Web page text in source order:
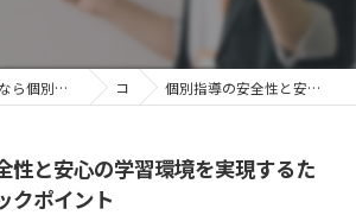
栃木県宇都宮の塾なら個別指導学院ヒーローズ宇都宮駅東口校 ヒーローズ宇都宮山本校 コラム 個別指導の安全性と安心の学習環境を実現するための徹底チェックポイント
性と安心の学習環境を実現するた
クポイント